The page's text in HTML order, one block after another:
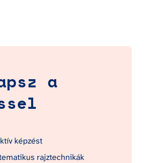
a
képzést
rajztechnikák